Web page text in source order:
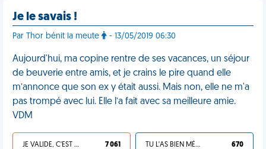
Je le savais !
Par Thor bénit la meute - 13/05/2019 06:30
Aujourd'hui, ma copine rentre de ses vacances, un séjour
de beuverie entre amis, et je crains le pire quand elle
m’annonce que son ex y était aussi. Mais non, elle ne m'a
pas trompé avec lui. Elle l’a fait avec sa meilleure amie.
VDM
JE VALIDE, C'EST UNE VDM 7 061 TU L'AS BIEN MÉRITÉ 670